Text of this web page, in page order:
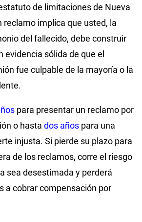
de limitaciones de Nueva
reclamo implica que usted, la
del fallecido, debe construir
evidencia sólida de que el
fue culpable de la mayoría o la
para presentar un reclamo por
o hasta dos años para una
injusta. Si pierde su plazo para
de los reclamos, corre el riesgo
sea desestimada y perderá
a cobrar compensación por